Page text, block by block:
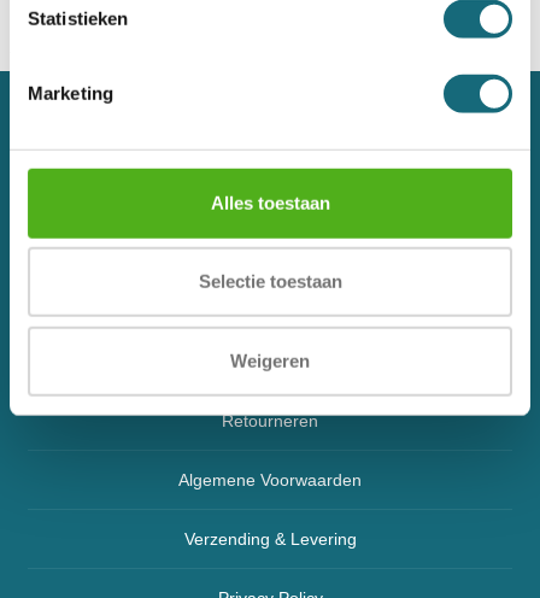
Statistieken
Marketing
Alles toestaan
Selectie toestaan
Weigeren
Veelgestelde vragen
Blog
Retourneren
Algemene Voorwaarden
Verzending & Levering